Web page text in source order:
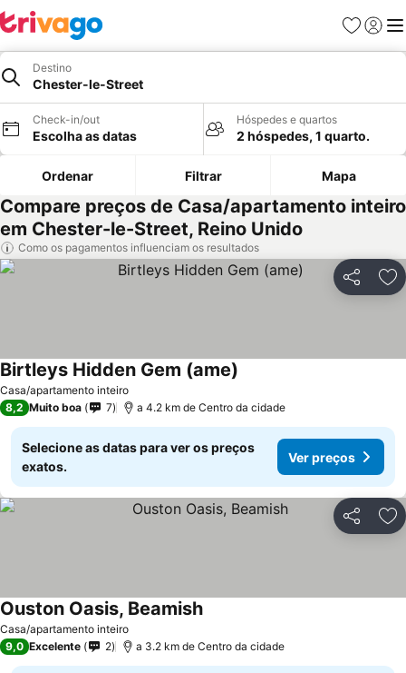
Favoritos
Iniciar
Destino
Chester-le-Street
Check-in/out
Escolha as datas
Hóspedes e quartos
2 hóspedes, 1 quarto.
Ordenar Filtrar Mapa
Compare preços de Casa/apartamento inteiro
em Chester-le-Street, Reino Unido
Como os pagamentos influenciam os resultados
Partilhar
Casa/apartamento inteiro
Birtleys Hidden Gem (ame)
8,2 Muito boa 7 a 4.2 km de Centro da cidade
Selecione as datas para ver os preços
exatos.
Ver preços
Partilhar
Casa/apartamento inteiro
Ouston Oasis, BeamishVer preços
9,0 Excelente 2 a 3.2 km de Centro da cidade